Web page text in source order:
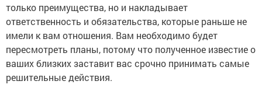
только преимущества, но и накладывает
ответственность и обязательства, которые раньше не
имели к вам отношения. Вам необходимо будет
пересмотреть планы, потому что полученное известие о
ваших близких заставит вас срочно принимать самые
решительные действия.